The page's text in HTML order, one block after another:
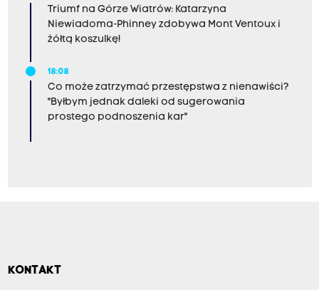
Triumf na Górze Wiatrów: Katarzyna
Niewiadoma-Phinney zdobywa Mont Ventoux i
żółtą koszulkę!
18:08
Co może zatrzymać przestępstwa z nienawiści?
"Byłbym jednak daleki od sugerowania
prostego podnoszenia kar"
KONTAKT